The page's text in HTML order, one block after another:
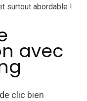
surtout abordable !
avec
clic bien